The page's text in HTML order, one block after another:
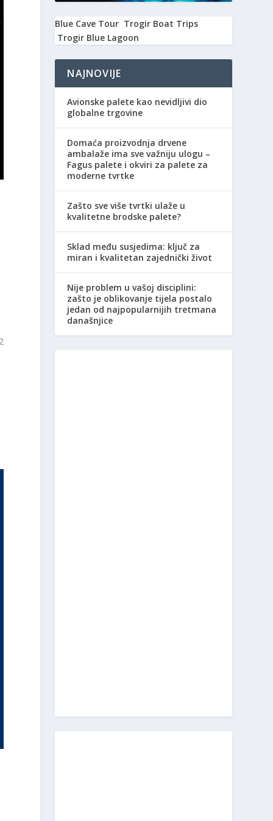
Blue Cave Tour Trogir Boat Trips
Trogir Blue Lagoon
NAJNOVIJE
Avionske palete kao nevidljivi dio
globalne trgovine
Domaća proizvodnja drvene
ambalaže ima sve važniju ulogu –
Fagus palete i okviri za palete za
moderne tvrtke
Zašto sve više tvrtki ulaže u
kvalitetne brodske palete?
Sklad među susjedima: ključ za
miran i kvalitetan zajednički život
Nije problem u vašoj disciplini:
zašto je oblikovanje tijela postalo
jedan od najpopularnijih tretmana
današnjice